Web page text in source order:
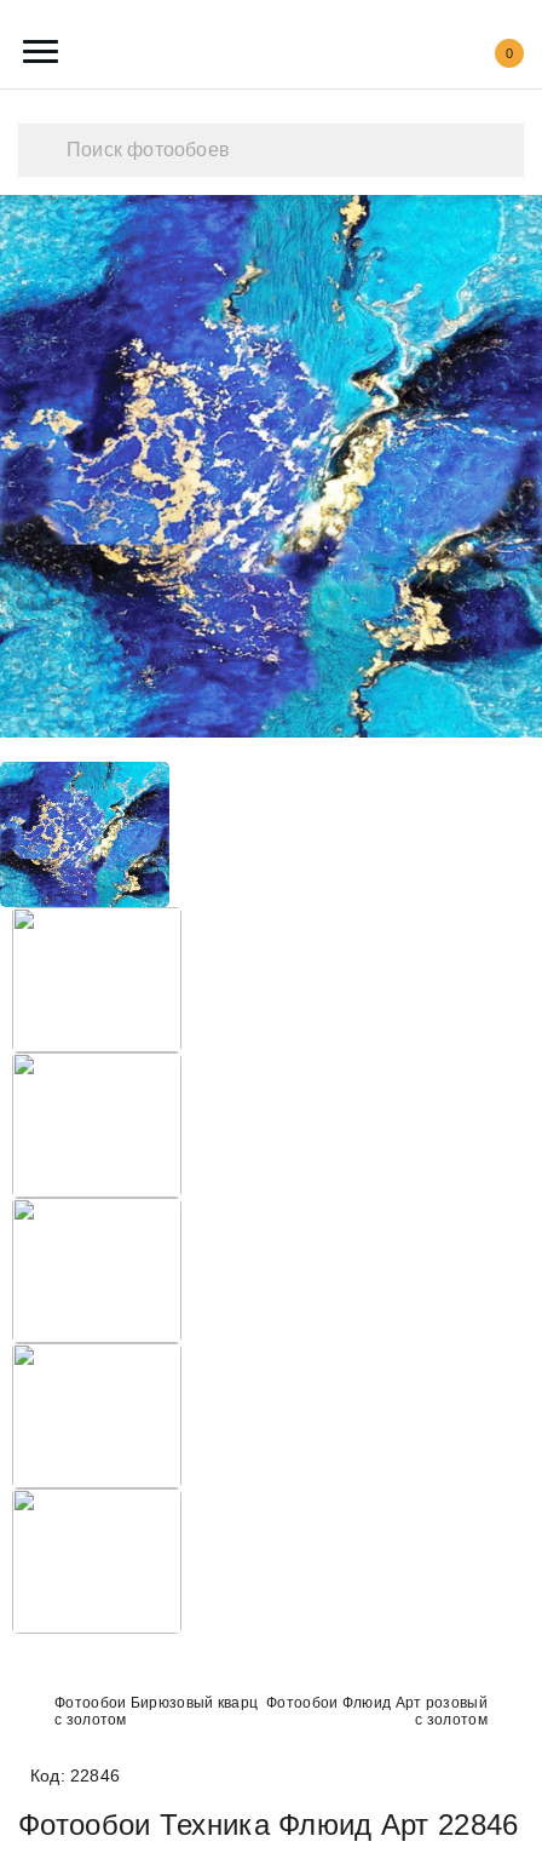
0
Каталог обоев
Наши работы
Создать свои фотообои
Акции
О нас
Контакты
+38 (097) 151 87 57
Избранное Кабинет
Фотообои Бирюзовый кварц
с золотом
Фотообои Флюид Арт розовый
с золотом
Код: 22846
Фотообои Техника Флюид Арт 22846